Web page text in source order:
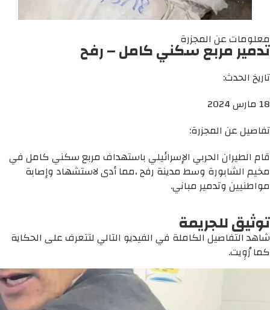
معلومات عن المجزرة
تدمير مربع سكني كامل – رفح
تاريخ الحدث:
18 مارس 2024
تفاصيل عن المجزرة:
قام الطيران الحربي الإسرائيلي باستهداف مربع سكني كامل في
مخيم الشابورة وسط مدينة رفح ،مما أدى لاستشهاد وإصابة
مواطنيين وتدمير مباني.
توثيق للجريمة
شاهد التفاصيل الكاملة في الفيديو التالي لتتعرف على الحكاية
كما رُوِيت.